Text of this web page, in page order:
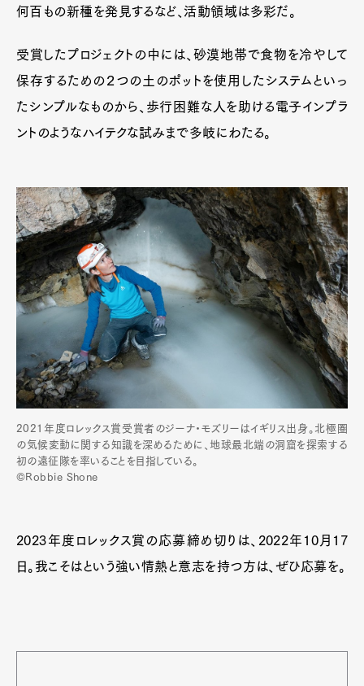
Pen Membership
Magazine
Official Columnist
About
Pen Meet
Pen international Pen tw
何百もの新種を発見するなど、活動領域は多彩だ。
受賞したプロジェクトの中には、砂漠地帯で食物を冷やして
保存するための２つの土のポットを使用したシステムといっ
たシンプルなものから、歩行困難な人を助ける電子インプラ
ントのようなハイテクな試みまで多岐にわたる。
2021年度ロレックス賞受賞者のジーナ・モズリーはイギリス出身。北極圏
の気候変動に関する知識を深めるために、地球最北端の洞窟を探索する
初の遠征隊を率いることを目指している。
©Robbie Shone
2023年度ロレックス賞の応募締め切りは、2022年10月17
日。我こそはという強い情熱と意志を持つ方は、ぜひ応募を。